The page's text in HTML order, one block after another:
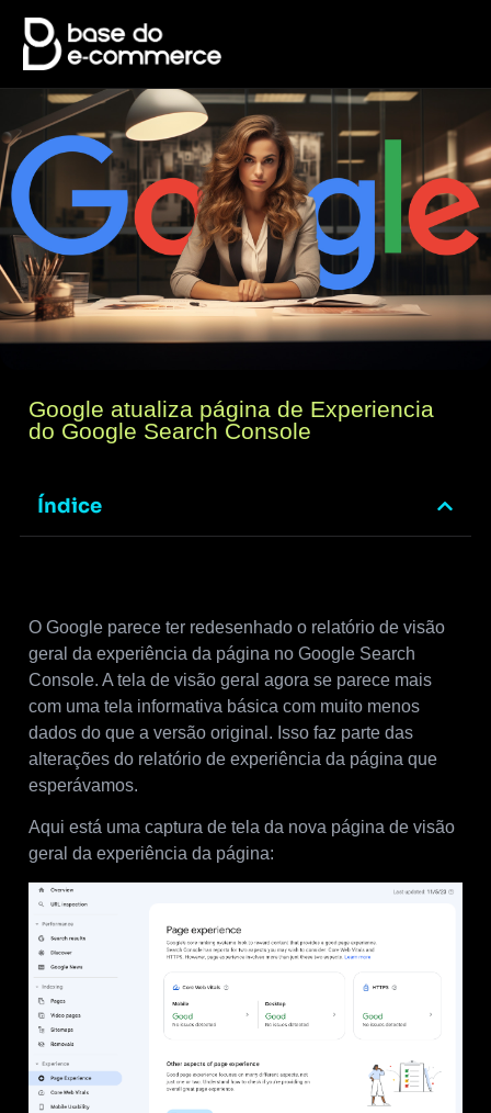
Google atualiza página de Experiencia
do Google Search Console
Índice
O Google parece ter redesenhado o relatório de visão
geral da experiência da página no Google Search
Console. A tela de visão geral agora se parece mais
com uma tela informativa básica com muito menos
dados do que a versão original. Isso faz parte das
alterações do relatório de experiência da página que
esperávamos.
Aqui está uma captura de tela da nova página de visão
geral da experiência da página: